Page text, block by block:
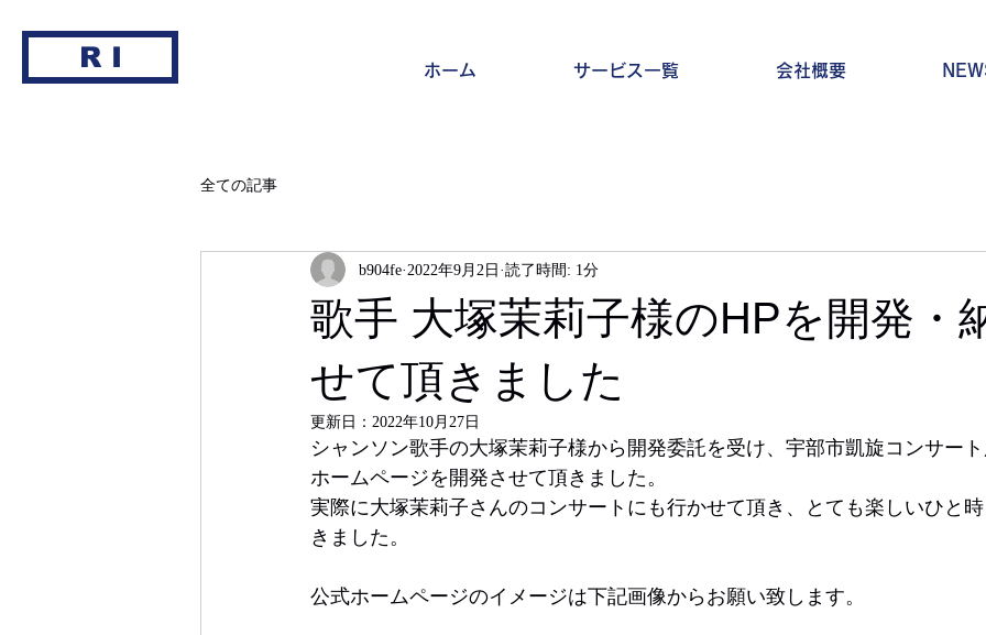
R I ホーム サービス一覧 会社概要
全ての記事
歌手 大塚茉莉子様のHPを開発・
せて頂きました
b904fe 2022年9月2日 読了時間: 1分
更新日： 2022年10月27日
シャンソン歌手の大塚茉莉子様から開発委託を受け、宇部市凱旋コンサー
ホームページを開発させて頂きました。
実際に大塚茉莉子さんのコンサートにも行かせて頂き、とても楽しいひと
きました。
公式ホームページのイメージは下記画像からお願い致します。